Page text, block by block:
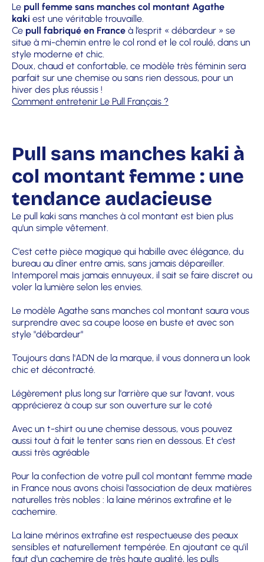
Le pull femme sans manches col montant Agathe
kaki est une véritable trouvaille.
Ce pull fabriqué en France à l’esprit « débardeur » se
situe à mi-chemin entre le col rond et le col roulé, dans un
style moderne et chic.
Doux, chaud et confortable, ce modèle très féminin sera
parfait sur une chemise ou sans rien dessous, pour un
hiver des plus réussis !
Comment entretenir Le Pull Français ?
Pull sans manches kaki à
col montant femme : une
tendance audacieuse
Le pull kaki sans manches à col montant est bien plus
qu'un simple vêtement.
C'est cette pièce magique qui habille avec élégance, du
bureau au dîner entre amis, sans jamais dépareiller.
Intemporel mais jamais ennuyeux, il sait se faire discret ou
voler la lumière selon les envies.
Le modèle Agathe sans manches col montant saura vous
surprendre avec sa coupe loose en buste et avec son
style "débardeur"
Toujours dans l'ADN de la marque, il vous donnera un look
chic et décontracté.
Légèrement plus long sur l'arrière que sur l'avant, vous
apprécierez à coup sur son ouverture sur le coté
Avec un t-shirt ou une chemise dessous, vous pouvez
aussi tout à fait le tenter sans rien en dessous. Et c'est
aussi très agréable
Pour la confection de votre pull col montant femme made
in France nous avons choisi l'association de deux matières
naturelles très nobles : la laine mérinos extrafine et le
cachemire.
La laine mérinos extrafine est respectueuse des peaux
sensibles et naturellement tempérée. En ajoutant ce qu'il
faut d'un cachemire de très haute qualité, les pulls